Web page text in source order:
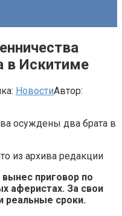
в Искитиме
НовостиАвтор:
из архива редакции
приговор по
аферистах. За свои
реальные сроки.